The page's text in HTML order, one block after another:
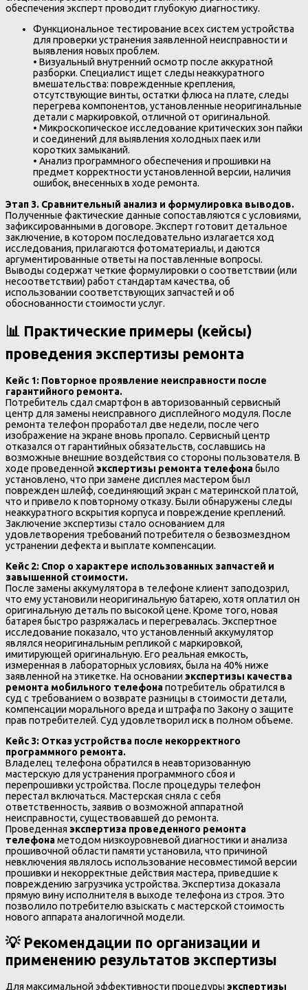
обеспечения эксперт проводит глубокую диагностику.
Функциональное тестирование всех систем устройства
для проверки устранения заявленной неисправности и
выявления новых проблем.
• Визуальный внутренний осмотр после аккуратной
разборки. Специалист ищет следы неаккуратного
вмешательства: поврежденные крепления,
отсутствующие винты, остатки флюса на плате, следы
перегрева компонентов, установленные неоригинальные
детали с маркировкой, отличной от оригинальной.
• Микроскопическое исследование критических зон пайки
и соединений для выявления холодных паек или
коротких замыканий.
• Анализ программного обеспечения и прошивки на
предмет корректности установленной версии, наличия
ошибок, внесенных в ходе ремонта.
Этап 3. Сравнительный анализ и формулировка выводов.
Полученные фактические данные сопоставляются с условиями,
зафиксированными в договоре. Эксперт готовит детальное
заключение, в котором последовательно излагается ход
исследования, прилагаются фотоматериалы, и даются
аргументированные ответы на поставленные вопросы.
Выводы содержат четкие формулировки о соответствии (или
несоответствии) работ стандартам качества, об
использовании соответствующих запчастей и об
обоснованности стоимости услуг.
📊 Практические примеры (кейсы)
проведения экспертизы ремонта
Кейс 1: Повторное проявление неисправности после
гарантийного ремонта.
Потребитель сдал смартфон в авторизованный сервисный
центр для замены неисправного дисплейного модуля. После
ремонта телефон проработал две недели, после чего
изображение на экране вновь пропало. Сервисный центр
отказался от гарантийных обязательств, сославшись на
возможные внешние воздействия со стороны пользователя. В
ходе проведенной экспертизы ремонта телефонабыло
установлено, что при замене дисплея мастером был
поврежден шлейф, соединяющий экран с материнской платой,
что и привело к повторному отказу. Были обнаружены следы
неаккуратного вскрытия корпуса и повреждение креплений.
Заключение экспертизы стало основанием для
удовлетворения требований потребителя о безвозмездном
устранении дефекта и выплате компенсации.
Кейс 2: Спор о характере использованных запчастей и
завышенной стоимости.
После замены аккумулятора в телефоне клиент заподозрил,
что ему установили неоригинальную батарею, хотя оплатил он
оригинальную деталь по высокой цене. Кроме того, новая
батарея быстро разряжалась и перегревалась. Экспертное
исследование показало, что установленный аккумулятор
являлся неоригинальным репликой с маркировкой,
имитирующей оригинальную. Его реальная емкость,
измеренная в лабораторных условиях, была на 40% ниже
заявленной на этикетке. На основании экспертизы качества
ремонта мобильного телефонапотребитель обратился в
суд с требованием о возврате разницы в стоимости детали,
компенсации морального вреда и штрафа по Закону о защите
прав потребителей. Суд удовлетворил иск в полном объеме.
Кейс 3: Отказ устройства после некорректного
программного ремонта.
Владелец телефона обратился в неавторизованную
мастерскую для устранения программного сбоя и
перепрошивки устройства. После процедуры телефон
перестал включаться. Мастерская сняла с себя
ответственность, заявив о возможной аппаратной
неисправности, существовавшей до ремонта.
Проведенная экспертиза проведенного ремонта
телефонаметодом низкоуровневой диагностики и анализа
прошивочной области памяти установила, что причиной
невключения являлось использование несовместимой версии
прошивки и некорректные действия мастера, приведшие к
повреждению загрузчика устройства. Экспертиза доказала
прямую вину исполнителя в выходе телефона из строя. Это
позволило потребителю взыскать с мастерской стоимость
нового аппарата аналогичной модели.
💡 Рекомендации по организации и
применению результатов экспертизы
Для максимальной эффективности процедуры экспертизы